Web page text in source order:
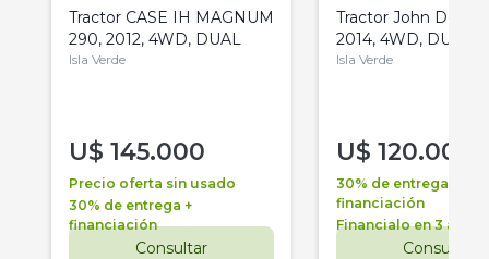
Tractor CASE IH MAGNUM
290, 2012, 4WD, DUAL
Isla Verde
U$ 145.000
Precio oferta sin usado
30% de entrega +
financiación
Consultar
Tractor John Deere
2014, 4WD, DUAL
Isla Verde
U$ 120.000
30% de entrega +
financiación
Financialo en 3 años
Consultar